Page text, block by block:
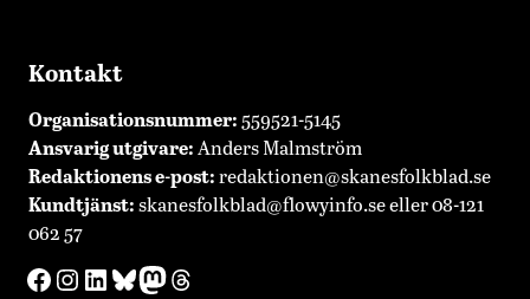
Kontakt
Organisationsnummer: 559521-5145
Ansvarig utgivare: Anders Malmström
Redaktionense-post:redaktionen@skanesfolkblad.se
Kundtjänst:skanesfolkblad@flowyinfo.seeller 08-121
062 57
Facebook
Instagram
LinkedIn
Bluesky
Mastodon
Threads